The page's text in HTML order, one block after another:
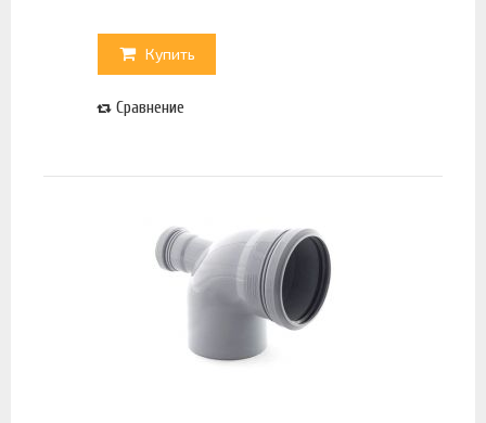
Купить
Сравнение